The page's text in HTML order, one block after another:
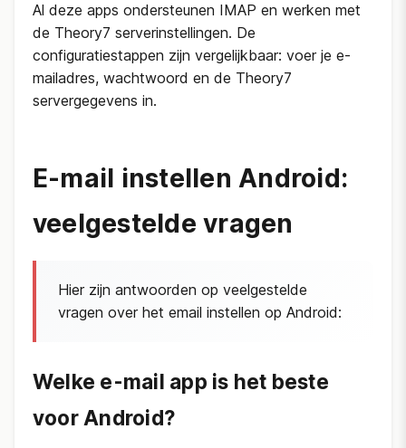
Al deze apps ondersteunen IMAP en werken met
de Theory7 serverinstellingen. De
configuratiestappen zijn vergelijkbaar: voer je e-
mailadres, wachtwoord en de Theory7
servergegevens in.
E-mail instellen Android:
veelgestelde vragen
Hier zijn antwoorden op veelgestelde
vragen over het email instellen op Android:
Welke e-mail app is het beste
voor Android?